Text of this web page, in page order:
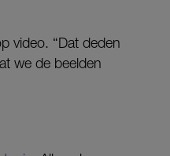
video. “Dat deden
we de beelden